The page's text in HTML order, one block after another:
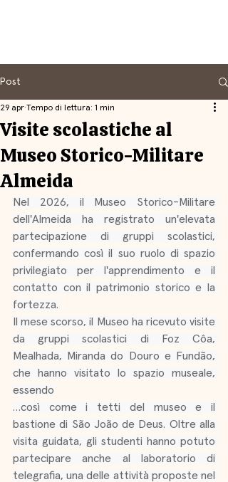
Post
Visite scolastiche al
Museo Storico-Militare
Almeida
29 apr Tempo di lettura: 1 min
Nel 2026, il Museo Storico-Militare
dell'Almeida ha registrato un'elevata
partecipazione di gruppi scolastici,
confermando così il suo ruolo di spazio
privilegiato per l'apprendimento e il
contatto con il patrimonio storico e la
fortezza.
Il mese scorso, il Museo ha ricevuto visite
da gruppi scolastici di Foz Côa,
Mealhada, Miranda do Douro e Fundão,
che hanno visitato lo spazio museale,
essendo
…così come i tetti del museo e il
bastione di São João de Deus. Oltre alla
visita guidata, gli studenti hanno potuto
partecipare anche al laboratorio di
telegrafia, una delle attività proposte nel